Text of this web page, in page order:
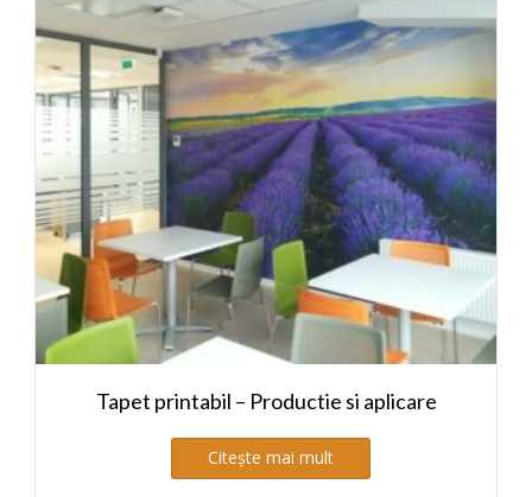
Tapet printabil – Productie si aplicare
Citește mai mult